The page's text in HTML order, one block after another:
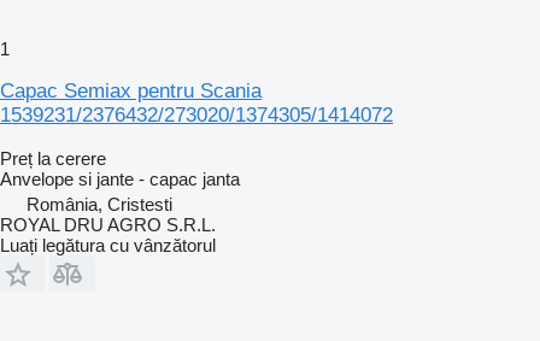
1
Capac Semiax pentru Scania
1539231/2376432/273020/1374305/1414072
Preț la cerere
Anvelope si jante - capac janta
România, Cristesti
ROYAL DRU AGRO S.R.L.
Luați legătura cu vânzătorul